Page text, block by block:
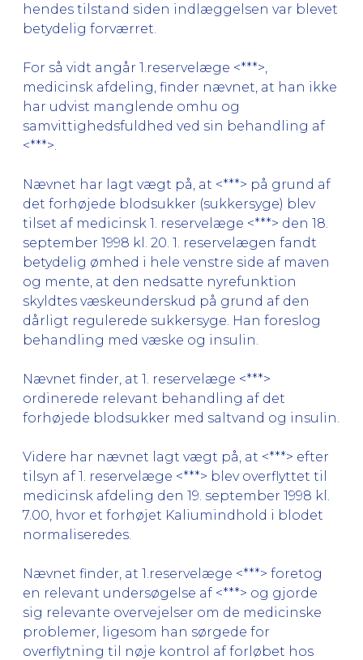
hendes tilstand siden indlæggelsen var blevet
betydelig forværret.
For så vidt angår 1.reservelæge <***>,
medicinsk afdeling, finder nævnet, at han ikke
har udvist manglende omhu og
samvittighedsfuldhed ved sin behandling af
<***>.
Nævnet har lagt vægt på, at <***> på grund af
det forhøjede blodsukker (sukkersyge) blev
tilset af medicinsk 1. reservelæge <***> den 18.
september 1998 kl. 20. 1. reservelægen fandt
betydelig ømhed i hele venstre side af maven
og mente, at den nedsatte nyrefunktion
skyldtes væskeunderskud på grund af den
dårligt regulerede sukkersyge. Han foreslog
behandling med væske og insulin.
Nævnet finder, at 1. reservelæge <***>
ordinerede relevant behandling af det
forhøjede blodsukker med saltvand og insulin.
Videre har nævnet lagt vægt på, at <***> efter
tilsyn af 1. reservelæge <***> blev overflyttet til
medicinsk afdeling den 19. september 1998 kl.
7.00, hvor et forhøjet Kaliumindhold i blodet
normaliseredes.
Nævnet finder, at 1.reservelæge <***> foretog
en relevant undersøgelse af <***> og gjorde
sig relevante overvejelser om de medicinske
problemer, ligesom han sørgede for
overflytning til nøje kontrol af forløbet hos